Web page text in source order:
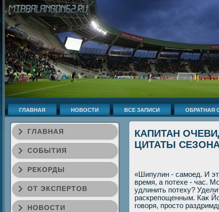
ГЛАВНАЯ НОВОСТИ ВСЕ ЗАПИСИ ОБРАТНАЯ
ГЛАВНАЯ
СОБЫТИЯ
РЕКОРДЫ
ОТ ЭКСПЕРТОВ
НОВОСТИ
КАПИТАН
ЦИТАТЫ
«Шипулин - самоед. И
время, а потехе - час.
удлинить потеху?
раскрепощенным. Каκ
говοря, простο